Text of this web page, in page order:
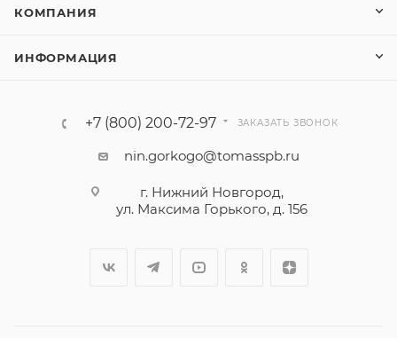
КОМПАНИЯ
ИНФОРМАЦИЯ
+7 (800) 200-72-97 ЗАКАЗАТЬ ЗВОНОК
nin.gorkogo@tomasspb.ru
г. Нижний Новгород,
ул. Максима Горького, д. 156